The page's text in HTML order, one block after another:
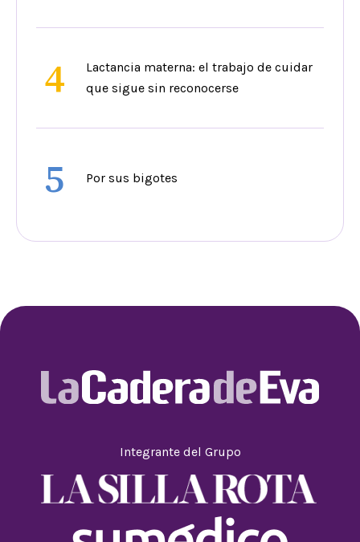
4
Lactancia materna: el trabajo de cuidar
que sigue sin reconocerse
5 Por sus bigotes
Integrante del Grupo